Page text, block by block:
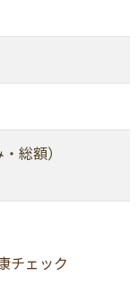
総額）
チェック